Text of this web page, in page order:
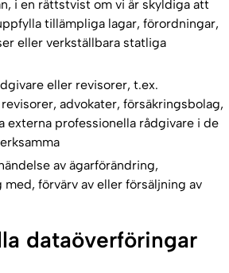
i en rättstvist om vi är skyldiga att
tillämpliga lagar, förordningar,
eller verkställbara statliga
eller revisorer, t.ex.
advokater, försäkringsbolag,
externa professionella rådgivare i de
av ägarförändring,
med, förvärv av eller försäljning av
dataöverföringar